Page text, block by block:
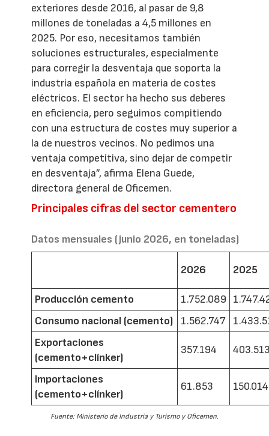
exteriores desde 2016, al pasar de 9,8
millones de toneladas a 4,5 millones en
2025. Por eso, necesitamos también
soluciones estructurales, especialmente
para corregir la desventaja que soporta la
industria española en materia de costes
eléctricos. El sector ha hecho sus deberes
en eficiencia, pero seguimos compitiendo
con una estructura de costes muy superior a
la de nuestros vecinos. No pedimos una
ventaja competitiva, sino dejar de competir
en desventaja”, afirma Elena Guede,
directora general de Oficemen.
Principales cifras del sector cementero
Datos mensuales (junio 2026, en toneladas)
2026 2025
Producción cemento 1.752.089
Consumo nacional (cemento)
1.562.747
Exportaciones
(cemento+clínker)
357.194
Importaciones
(cemento+clínker)
61.853 150.014
Fuente: Ministerio de Industria y Turismo y Oficemen.